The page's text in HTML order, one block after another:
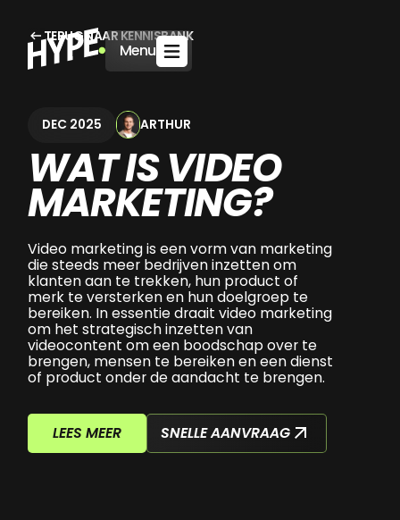
Menu
TERUG NAAR KENNISBANK
DEC 2025 ARTHUR
WAT IS VIDEO
MARKETING?
Video marketing is een vorm van marketing
die steeds meer bedrijven inzetten om
klanten aan te trekken, hun product of
merk te versterken en hun doelgroep te
bereiken. In essentie draait video marketing
om het strategisch inzetten van
videocontent om een boodschap over te
brengen, mensen te bereiken en een dienst
of product onder de aandacht te brengen.
LEES MEER SNELLE AANVRAAG